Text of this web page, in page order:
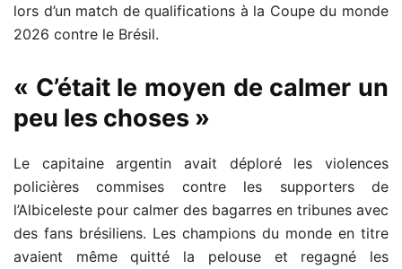
lors d’un match de qualifications à la Coupe du monde
2026 contre le Brésil.
« C’était le moyen de calmer un
peu les choses »
Le capitaine argentin avait déploré les violences
policières commises contre les supporters de
l’Albiceleste pour calmer des bagarres en tribunes avec
des fans brésiliens. Les champions du monde en titre
avaient même quitté la pelouse et regagné les